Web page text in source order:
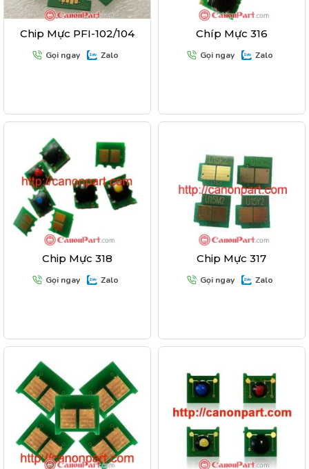
Chip Mực PFI-102/104
Gọi ngay Zalo
Chíp Mực 316
Gọi ngay Zalo
Chip Mực 318
Gọi ngay Zalo
Chip Mực 317
Gọi ngay Zalo